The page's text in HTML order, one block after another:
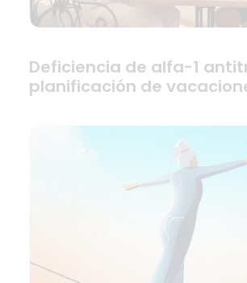
Deficiencia de alfa-1
planificación de